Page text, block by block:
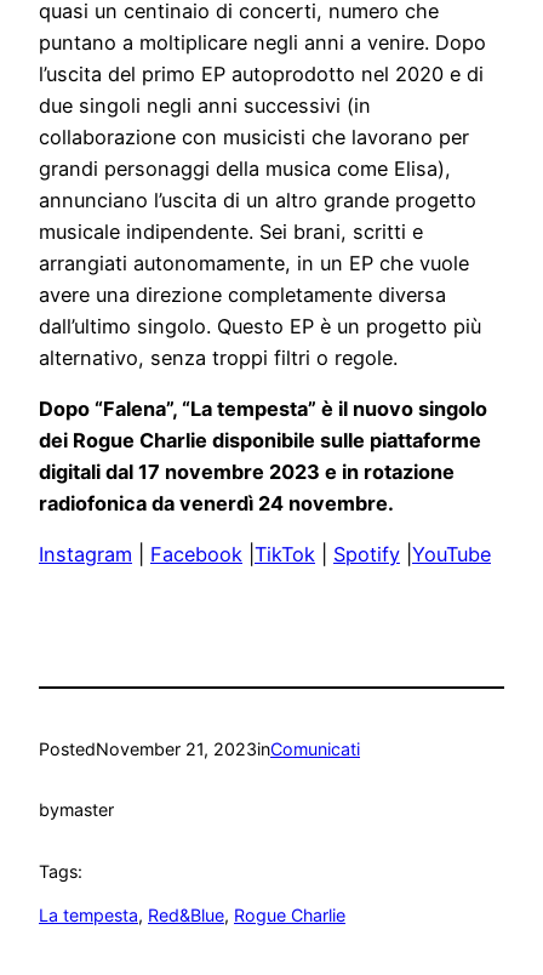
quasi un centinaio di concerti, numero che
puntano a moltiplicare negli anni a venire. Dopo
l’uscita del primo EP autoprodotto nel 2020 e di
due singoli negli anni successivi (in
collaborazione con musicisti che lavorano per
grandi personaggi della musica come Elisa),
annunciano l’uscita di un altro grande progetto
musicale indipendente. Sei brani, scritti e
arrangiati autonomamente, in un EP che vuole
avere una direzione completamente diversa
dall’ultimo singolo. Questo EP è un progetto più
alternativo, senza troppi filtri o regole.
Dopo “Falena”, “La tempesta” è il nuovo singolo
dei Rogue Charlie disponibile sulle piattaforme
digitali dal 17 novembre 2023 e in rotazione
radiofonica da venerdì 24 novembre.
Instagram Facebook TikTok Spotify YouTube
PostedNovember 21, 2023inComunicati
bymaster
Tags:
La tempesta, Red&Blue, Rogue Charlie